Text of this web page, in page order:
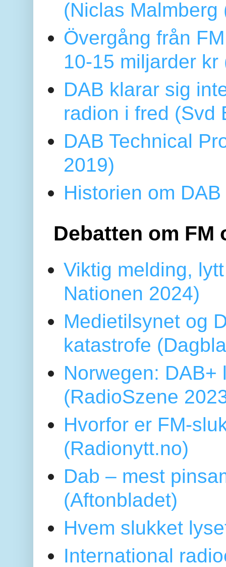
(Niclas
Övergång från
10-15 miljarder kr
DAB klarar sig
radion i fred (Svd
DAB Technical
2019)
Historien om
Debatten om FM
Viktig melding,
Nationen 2024)
Medietilsynet og
katastrofe
Norwegen:
(RadioSzene
Hvorfor er FM-
(Radionytt.no)
Dab – mest
(Aftonbladet)
Hvem slukket
International